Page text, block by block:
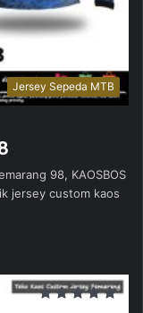
Jersey Sepeda MTB
98, KAOSBOS
jersey custom kaos